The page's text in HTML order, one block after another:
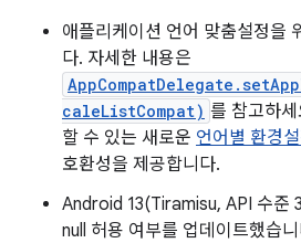
애플리케이션 언어 맞춤설정을
다. 자세한 내용은
caleListCompat) 를 참고하
할 수 있는 새로운 언어별 환경
호환성을 제공합니다.
Android 13(Tiramisu, API 수준
null 허용 여부를 업데이트했습